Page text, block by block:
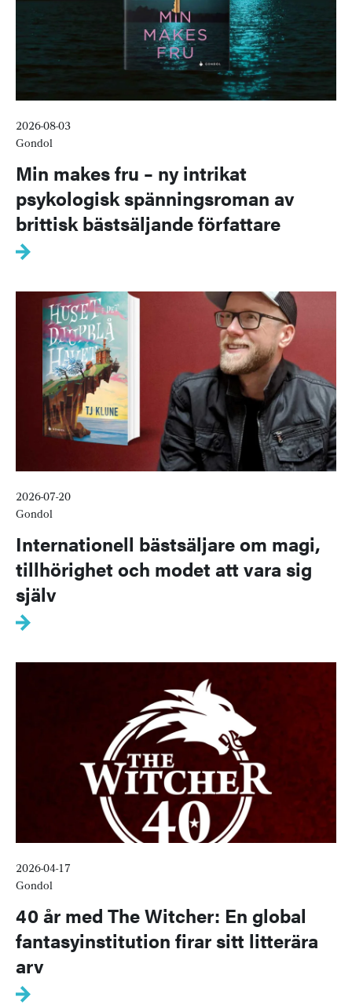
2026-08-03
Gondol
Min makes fru – ny intrikat
psykologisk spänningsroman av
brittisk bästsäljande författare
2026-07-20
Gondol
Internationell bästsäljare om magi,
tillhörighet och modet att vara sig
själv
2026-04-17
Gondol
40 år med The Witcher: En global
fantasyinstitution firar sitt litterära
arv